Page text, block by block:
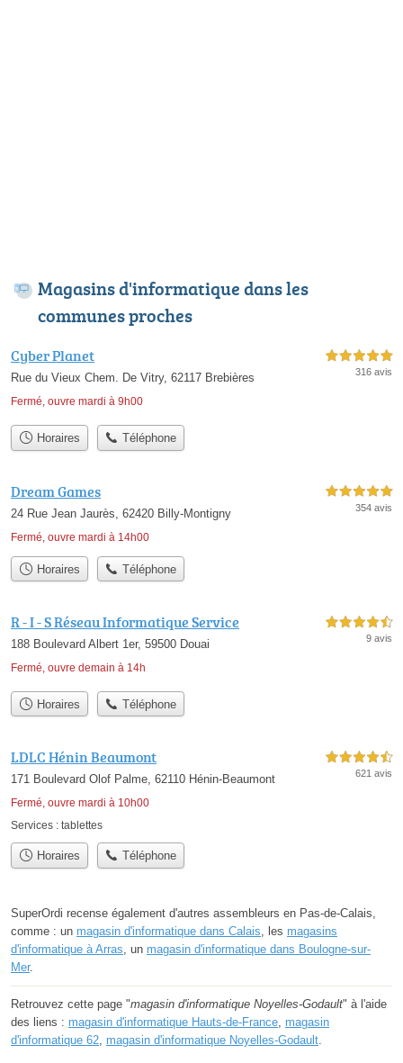
Magasins d'informatique dans les
communes proches
Cyber Planet
Rue du Vieux Chem. De Vitry, 62117 Brebières
Fermé, ouvre mardi à 9h00
5,0 étoiles sur 5
316 avis
Horaires Téléphone
Dream Games
24 Rue Jean Jaurès, 62420 Billy-Montigny
Fermé, ouvre mardi à 14h00
5,0 étoiles sur 5
354 avis
Horaires Téléphone
R - I - S Réseau Informatique Service
188 Boulevard Albert 1er, 59500 Douai
Fermé, ouvre demain à 14h
4,5 étoiles sur 5
9 avis
Horaires Téléphone
LDLC Hénin Beaumont
171 Boulevard Olof Palme, 62110 Hénin-Beaumont
Fermé, ouvre mardi à 10h00
4,5 étoiles sur 5
621 avis
Services : tablettes
Horaires Téléphone
SuperOrdi recense également d'autres assembleurs en Pas-de-Calais,
comme : un magasin d'informatique dans Calais , les magasins
d'informatique à Arras , un magasin d'informatique dans Boulogne-sur-
Mer.
Retrouvez cette page "magasin d'informatique Noyelles-Godault" à l'aide
des liens : magasin d'informatique Hauts-de-France magasin
d'informatique 62 magasin d'informatique Noyelles-Godault